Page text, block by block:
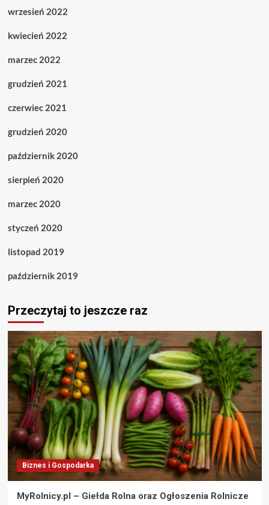
wrzesień 2022
kwiecień 2022
marzec 2022
grudzień 2021
czerwiec 2021
grudzień 2020
październik 2020
sierpień 2020
marzec 2020
styczeń 2020
listopad 2019
październik 2019
Przeczytaj to jeszcze raz
Biznes i Gospodarka
MyRolnicy.pl – Giełda Rolna oraz Ogłoszenia Rolnicze